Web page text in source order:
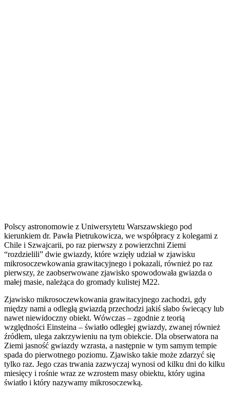
Polscy astronomowie z Uniwersytetu Warszawskiego pod
kierunkiem dr. Pawła Pietrukowicza, we współpracy z kolegami z
Chile i Szwajcarii, po raz pierwszy z powierzchni Ziemi
“rozdzielili” dwie gwiazdy, które wzięły udział w zjawisku
mikrosoczewkowania grawitacyjnego i pokazali, również po raz
pierwszy, że zaobserwowane zjawisko spowodowała gwiazda o
małej masie, należąca do gromady kulistej M22.
Zjawisko mikrosoczewkowania grawitacyjnego zachodzi, gdy
między nami a odległą gwiazdą przechodzi jakiś słabo świecący lub
nawet niewidoczny obiekt. Wówczas – zgodnie z teorią
względności Einsteina – światło odległej gwiazdy, zwanej również
źródłem, ulega zakrzywieniu na tym obiekcie. Dla obserwatora na
Ziemi jasność gwiazdy wzrasta, a następnie w tym samym tempie
spada do pierwotnego poziomu. Zjawisko takie może zdarzyć się
tylko raz. Jego czas trwania zazwyczaj wynosi od kilku dni do kilku
miesięcy i rośnie wraz ze wzrostem masy obiektu, który ugina
światło i który nazywamy mikrosoczewką.